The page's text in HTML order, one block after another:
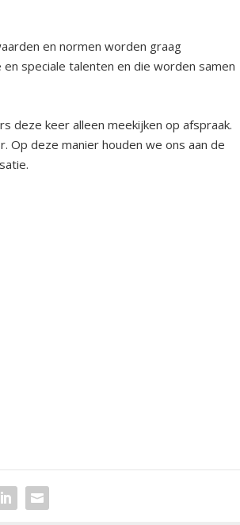
en normen worden graag
speciale talenten en die worden samen
deze keer alleen meekijken op afspraak.
Op deze manier houden we ons aan de